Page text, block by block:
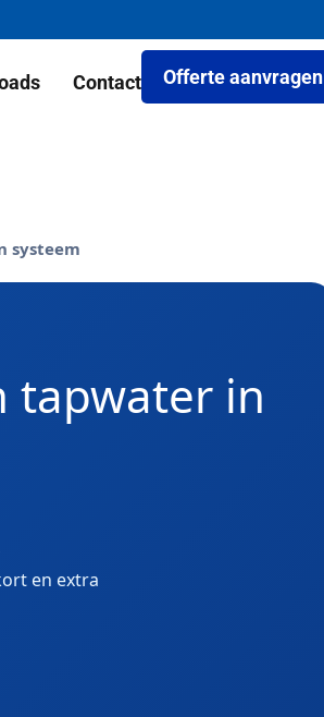
Contact Offerte aanvragen
systeem
tapwater in
en extra